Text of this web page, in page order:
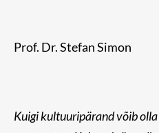
Prof. Dr. Stefan Simon
Kuigi kultuuripärand võib